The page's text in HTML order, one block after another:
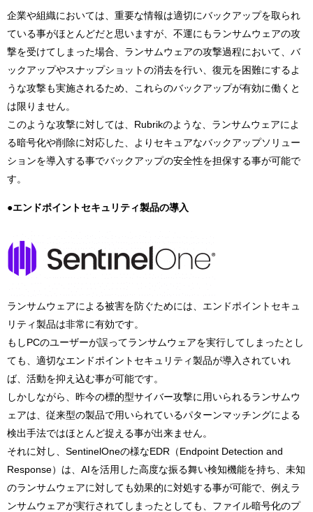
企業や組織においては、重要な情報は適切にバックアップを取られ
ている事がほとんどだと思いますが、不運にもランサムウェアの攻
撃を受けてしまった場合、ランサムウェアの攻撃過程において、バ
ックアップやスナップショットの消去を行い、復元を困難にするよ
うな攻撃も実施されるため、これらのバックアップが有効に働くと
は限りません。
このような攻撃に対しては、Rubrikのような、ランサムウェアによ
る暗号化や削除に対応した、よりセキュアなバックアップソリュー
ションを導入する事でバックアップの安全性を担保する事が可能で
す。
●エンドポイントセキュリティ製品の導入
ランサムウェアによる被害を防ぐためには、エンドポイントセキュ
リティ製品は非常に有効です。
もしPCのユーザーが誤ってランサムウェアを実行してしまったとし
ても、適切なエンドポイントセキュリティ製品が導入されていれ
ば、活動を抑え込む事が可能です。
しかしながら、昨今の標的型サイバー攻撃に用いられるランサムウ
ェアは、従来型の製品で用いられているパターンマッチングによる
検出手法ではほとんど捉える事が出来ません。
それに対し、SentinelOneの様なEDR（Endpoint Detection and
Response）は、AIを活用した高度な振る舞い検知機能を持ち、未知
のランサムウェアに対しても効果的に対処する事が可能で、例えラ
ンサムウェアが実行されてしまったとしても、ファイル暗号化のプ